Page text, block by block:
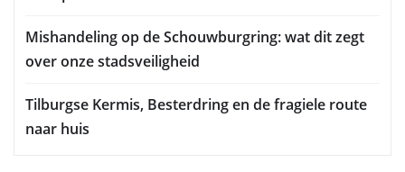
Mishandeling op de Schouwburgring: wat dit zegt
over onze stadsveiligheid
Tilburgse Kermis, Besterdring en de fragiele route
naar huis